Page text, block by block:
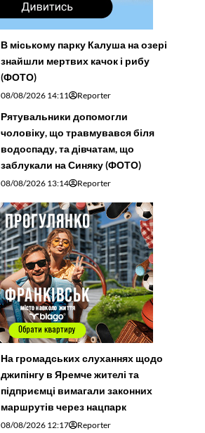
В міському парку Калуша на озері
знайшли мертвих качок і рибу
(ФОТО)
08/08/2026 14:11 Reporter
Рятувальники допомогли
чоловіку, що травмувався біля
водоспаду, та дівчатам, що
заблукали на Синяку (ФОТО)
08/08/2026 13:14 Reporter
На громадських слуханнях щодо
джипінгу в Яремче житeлі та
підприємці вимагали законних
маршрутів через нацпарк
08/08/2026 12:17 Reporter